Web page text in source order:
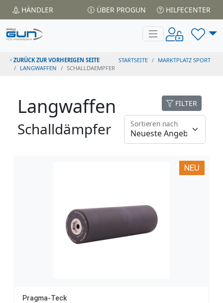
HÄNDLER ÜBER PROGUN HILFECENTER
ZURÜCK ZUR VORHERIGEN SEITE STARTSEITE
MARKTPLATZ SPORT
LANGWAFFEN
SCHALLDAEMPFER
Langwaffen
Schalldämpfer
FILTER
Sortieren nach
NEU
Pragma-Teck